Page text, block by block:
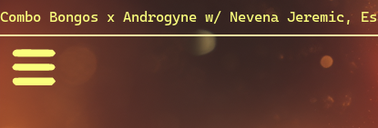
Combo Bongos x Androgyne w/ Nevena Jeremic,